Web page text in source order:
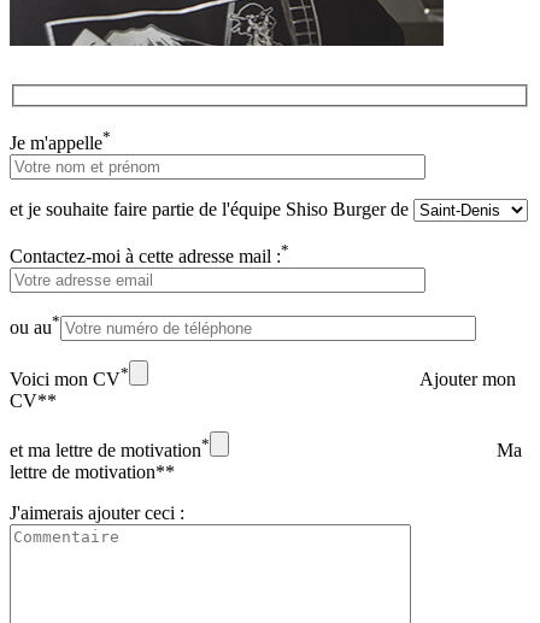
Je m'appelle*
et je souhaite faire partie de l'équipe Shiso Burger de
Contactez-moi à cette adresse mail :*
ou au*
Voici mon CV*
Ajouter mon
CV**
et ma lettre de motivation*
Ma
lettre de motivation**
J'aimerais ajouter ceci :